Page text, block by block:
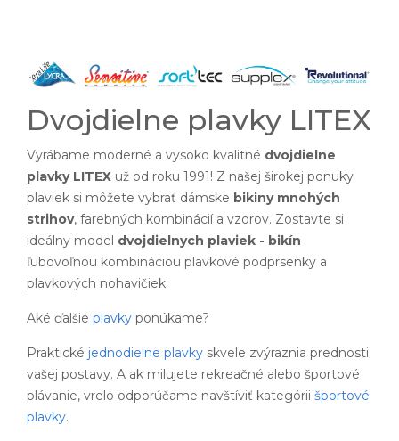
Dvojdielne plavky LITEX
Vyrábame moderné a vysoko kvalitné dvojdielne
plavky LITEX už od roku 1991! Z našej širokej ponuky
plaviek si môžete vybrať dámske bikiny mnohých
strihov, farebných kombinácií a vzorov. Zostavte si
ideálny model dvojdielnych plaviek - bikín
ľubovoľnou kombináciou plavkové podprsenky a
plavkových nohavičiek.
Aké ďalšie plavky ponúkame?
Praktické jednodielne plavky skvele zvýraznia prednosti
vašej postavy. A ak milujete rekreačné alebo športové
plávanie, vrelo odporúčame navštíviť kategórii športové
plavky.